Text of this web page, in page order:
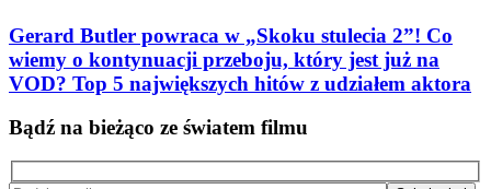
Gerard Butler powraca w „Skoku stulecia 2”! Co
wiemy o kontynuacji przeboju, który jest już na
VOD? Top 5 największych hitów z udziałem aktora
Bądź na bieżąco ze światem filmu